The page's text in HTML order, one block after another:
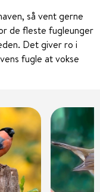
så vent gerne
de fleste fugleunger
Det giver ro i
fugle at vokse